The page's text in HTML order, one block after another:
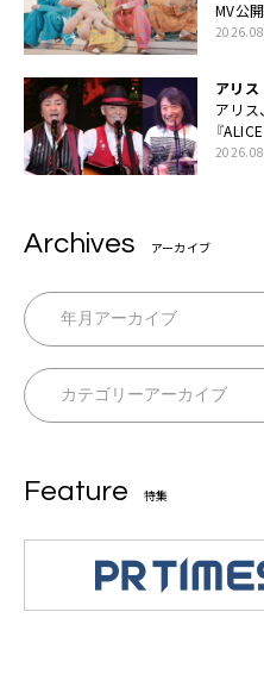
MV公
伊藤一
アリス
アリス
『
決定
Archives アーカイブ
Feature 特集